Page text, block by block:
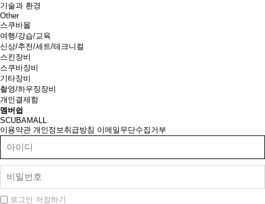
기술과 환경
Other
스쿠바몰
여행/강습/교육
신상/추천/세트/테크니컬
스킨장비
스쿠바장비
기타장비
촬영/하우징장비
개인결제함
멤버쉽
SCUBAMALL
이용약관 개인정보취급방침 이메일무단수집거부
로그인 저장하기